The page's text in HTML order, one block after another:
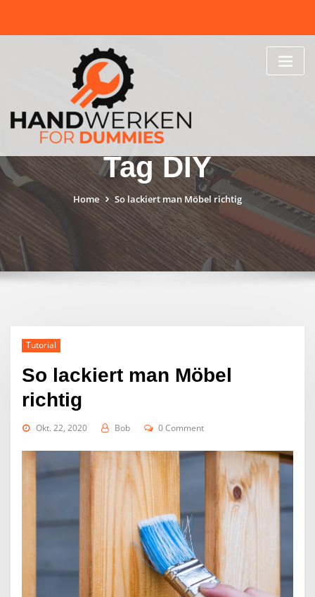
content
Tag DIY
Home So lackiert man Möbel richtig
Tutorial
So lackiert man Möbel
richtig
Okt. 22, 2020 Bob 0 Comment